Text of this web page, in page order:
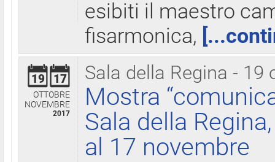
esibiti il maestro
fisarmonica,
Sala della Regina - 19
19 17
OTTOBRE
NOVEMBRE
2017
Mostra
Sala della
al 17 novembre